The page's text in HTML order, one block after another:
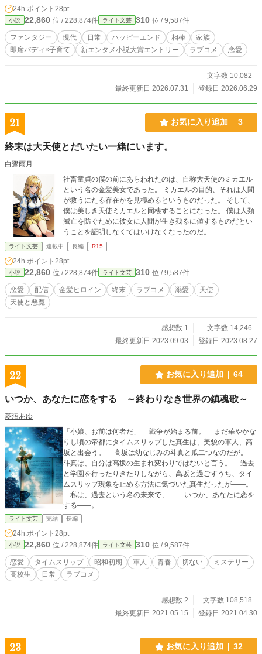
24h.ポイント 28pt
小説 22,860 位 / 228,874件 ライト文芸 310 位 / 9,587件
ファンタジー 現代 日常 ハッピーエンド 相棒
家族
即席バディ×子育て
新エンタメ小説大賞エントリー ラブコメ 恋愛
文字数 10,082
最終更新日 2026.07.31
登録日 2026.06.29
21 お気に入り追加 3
終末は大天使とだいたい一緒にいます。
白鷺雨月
社畜童貞の僕の前にあらわれたのは、自称大天使のミカエル
という名の金髪美女であった。 ミカエルの目的、それは人間
が救うにたる存在かを見極めるというものだった。 そして、
僕は美しき天使ミカエルと同棲することになった。 僕は人類
滅亡を防ぐために彼女に人間が生き残るに値するものだとい
うことを証明しなくてはいけなくなったのだ。
ライト文芸 連載中 長編 R15
24h.ポイント 28pt
小説 22,860 位 / 228,874件 ライト文芸 310 位 / 9,587件
恋愛 配信 金髪ヒロイン 終末 ラブコメ 溺愛
天使
天使と悪魔
感想数 1
文字数 14,246
最終更新日 2023.09.03
登録日 2023.08.27
22 お気に入り追加 64
いつか、あなたに恋をする ～終わりなき世界の鎮魂歌～
菱沼あゆ
「小娘、お前は何者だ」 戦争が始まる前。 まだ華やかな
りし頃の帝都にタイムスリップした真生は、美貌の軍人、高
坂と出会う。 高坂は幼なじみの斗真と瓜二つなのだが。
斗真は、自分は高坂の生まれ変わりではないと言う。 過去
と学園を行ったりきたりしながら、高坂と過ごすうち、タイ
ムスリップ現象を止める方法に気づいた真生だったが――。
私は、過去という名の未来で、 いつか、あなたに恋を
する――。
ライト文芸 完結 長編
24h.ポイント 28pt
小説 22,860 位 / 228,874件 ライト文芸 310 位 / 9,587件
恋愛 タイムスリップ 昭和初期 軍人 青春 切ない
ミステリー
高校生
日常 ラブコメ
感想数 2
文字数 108,518
最終更新日 2021.05.15
登録日 2021.04.30
23 お気に入り追加 32